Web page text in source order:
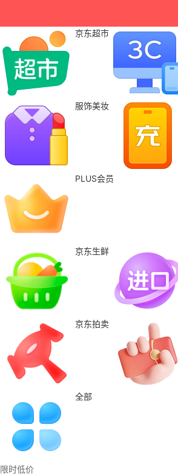
京东超市
服饰美妆
PLUS会员
京东生鲜
京东拍卖
全部
限时低价